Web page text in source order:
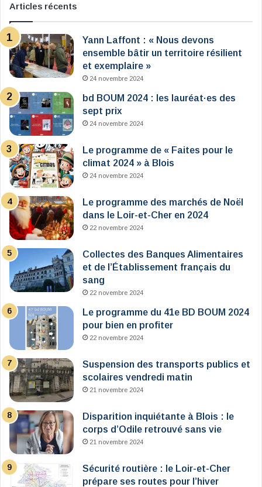
Articles récents
Yann Laffont : « Nous devons
ensemble bâtir un territoire résilient
et exemplaire »
24 novembre 2024
bd BOUM 2024 : les lauréat·es des
sept prix
24 novembre 2024
Le programme de « Faites pour le
climat 2024 » à Blois
24 novembre 2024
Le programme des marchés de Noël
dans le Loir-et-Cher en 2024
22 novembre 2024
Collectes des Banques Alimentaires
et de l’Établissement français du
sang
22 novembre 2024
Le programme du 41e BD BOUM 2024
pour bien en profiter
22 novembre 2024
Suspension des transports publics et
scolaires vendredi matin
21 novembre 2024
Disparition inquiétante à Blois : le
corps d’Odile retrouvé sans vie
21 novembre 2024
Sécurité routière : le Loir-et-Cher
prépare ses routes pour l’hiver